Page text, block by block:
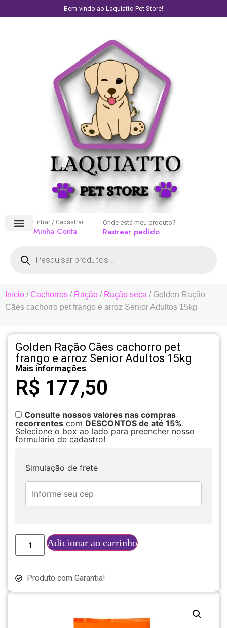
Bem-vindo ao Laquiatto Pet Store!
Entrar / Cadastrar
Minha Conta
Onde está meu produto?
Rastrear pedido
Início /Cachorros / Ração / Ração seca / Golden Ração
Cães cachorro pet frango e arroz Senior Adultos 15kg
Golden Ração Cães cachorro pet
frango e arroz Senior Adultos 15kg
Mais informações
R$ 177,50
Consulte nossos valores nas compras
recorrentes com DESCONTOS de até 15%.
Selecione o box ao lado para preencher nosso
formulário de cadastro!
Simulação de frete
Adicionar ao carrinho
Produto com Garantia!